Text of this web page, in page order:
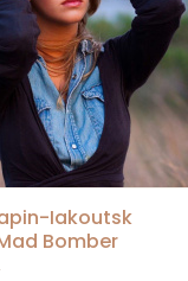
Iakoutsk
Bomber